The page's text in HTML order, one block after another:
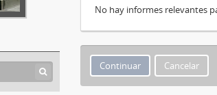
No hay informes relevantes
Cancelar